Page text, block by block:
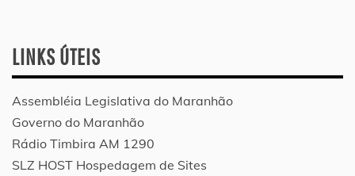
LINKS ÚTEIS
Assembléia Legislativa do Maranhão
Governo do Maranhão
Rádio Timbira AM 1290
SLZ HOST Hospedagem de Sites